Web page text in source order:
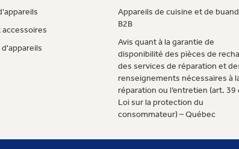
accessoires
Appareils de cuisine et de
B2B
Avis quant à la garantie de
disponibilité des pièces de
des services de réparation et
renseignements nécessaires à
réparation ou l’entretien (art. 39
Loi sur la protection du
consommateur) – Québec